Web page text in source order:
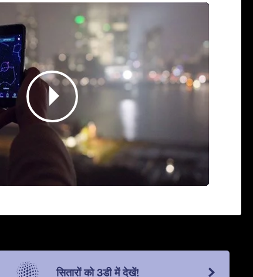
सितारों को 3डी में देखें!